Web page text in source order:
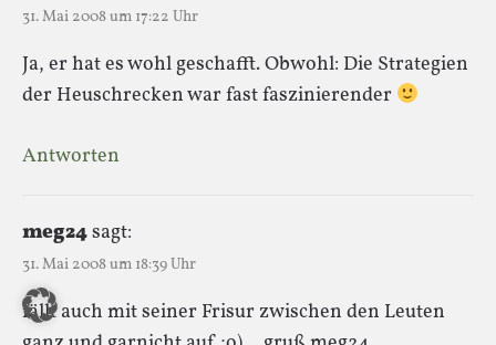
31. Mai 2008 um 17:22 Uhr
Ja, er hat es wohl geschafft. Obwohl: Die Strategien
der Heuschrecken war fast faszinierender
Antworten
meg24sagt:
31. Mai 2008 um 18:39 Uhr
fällt auch mit seiner Frisur zwischen den Leuten